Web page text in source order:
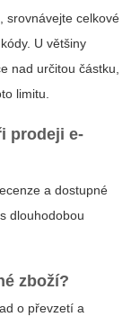
srovnávejte celkové
U většiny
nad určitou částku,
limitu.
prodeji e-
a dostupné
dlouhodobou
zboží?
o převzetí a